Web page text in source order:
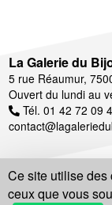
La Galerie du
5 rue Réaumur,
Ouvert du lundi au
Tél. 01 42 72 09
Ce site utilise des
ceux que vous